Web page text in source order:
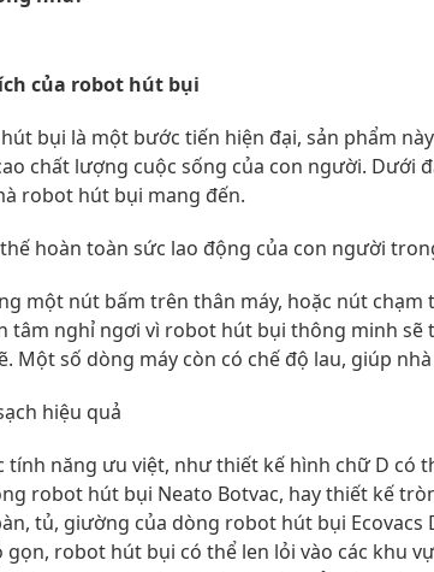
của robot hút bụi
bụi là một bước tiến hiện đại, sản phẩm
chất lượng cuộc sống của con người. Dưới
robot hút bụi mang đến.
hoàn toàn sức lao động của con người
một nút bấm trên thân máy, hoặc nút
tâm nghỉ ngơi vì robot hút bụi thông minh sẽ
Một số dòng máy còn có chế độ lau, giúp
hiệu quả
tính năng ưu việt, như thiết kế hình chữ D có
robot hút bụi Neato Botvac, hay thiết kế
tủ, giường của dòng robot hút bụi Ecovacs
gọn, robot hút bụi có thể len lỏi vào các khu